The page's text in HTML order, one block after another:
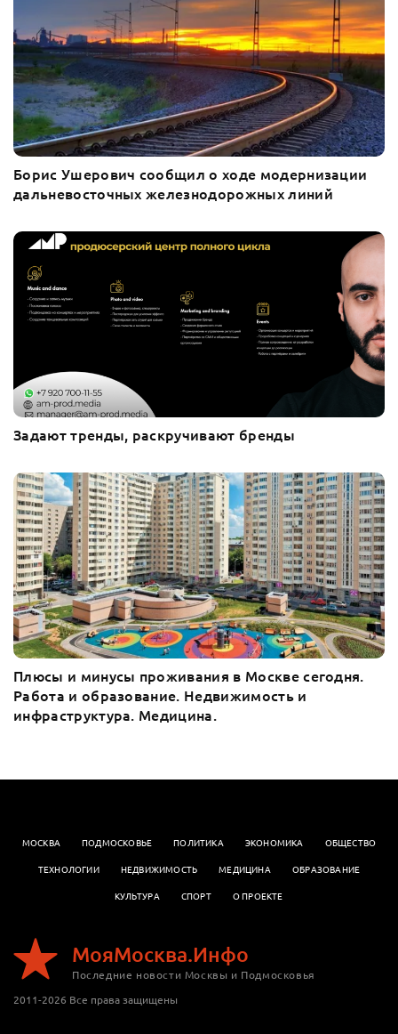
Борис Ушерович сообщил о ходе модернизации
дальневосточных железнодорожных линий
Задают тренды, раскручивают бренды
Плюсы и минусы проживания в Москве сегодня.
Работа и образование. Недвижимость и
инфраструктура. Медицина.
МояМосква.Инфо
Последние новости Москвы и Подмосковья
2011-2026 Все права защищены
МОСКВА ПОДМОСКОВЬЕ ПОЛИТИКА ЭКОНОМИКА
OБЩЕСТВО
ТЕХНОЛОГИИ
НЕДВИЖИМОСТЬ МЕДИЦИНА
ОБРАЗОВАНИЕ
КУЛЬТУРА
СПОРТ О ПРОЕКТЕ